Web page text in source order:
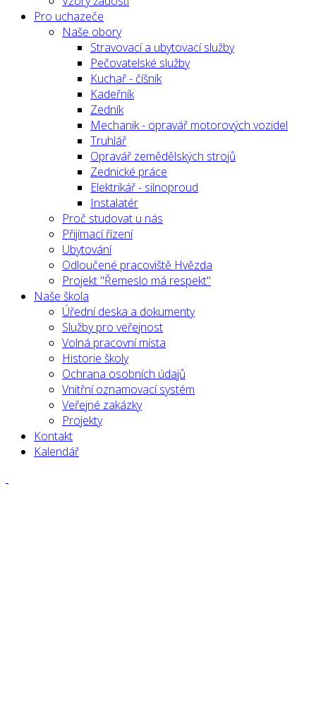
Pro uchazeče
Naše obory
Stravovací a ubytovací služby
Pečovatelské služby
Kuchař - číšník
Kadeřník
Zedník
Mechanik - opravář motorových vozidel
Truhlář
Opravář zemědělských strojů
Zednické práce
Elektrikář - silnoproud
Instalatér
Proč studovat u nás
Přijímací řízení
Ubytování
Odloučené pracoviště Hvězda
Projekt "Řemeslo má respekt"
Naše škola
Úřední deska a dokumenty
Služby pro veřejnost
Volná pracovní místa
Historie školy
Ochrana osobních údajů
Vnitřní oznamovací systém
Veřejné zakázky
Projekty
Kontakt
Kalendář